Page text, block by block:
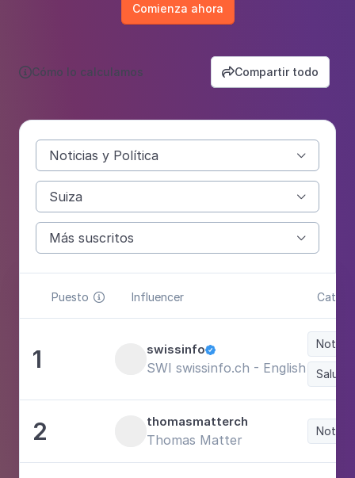
Comienza ahora
Cómo lo calculamos Compartir todo
Noticias y Política 
Suiza 
Más suscritos 
Puesto  Influencer
1 swissinfo
SWI swissinfo.ch - English Salud
2 thomasmatterch
Thomas Matter